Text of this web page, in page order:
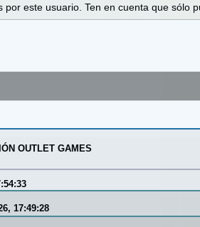
este usuario. Ten en cuenta que
OUTLET GAMES
17:49:28